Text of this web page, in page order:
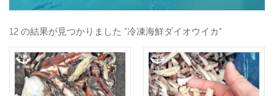
12 の結果が見つかりました "冷凍海鮮ダイオウイカ"